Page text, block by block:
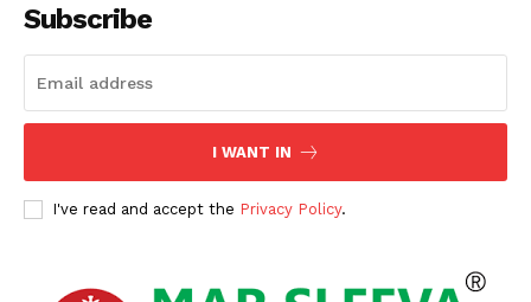
Subscribe
I WANT IN
I've read and accept the Privacy Policy.